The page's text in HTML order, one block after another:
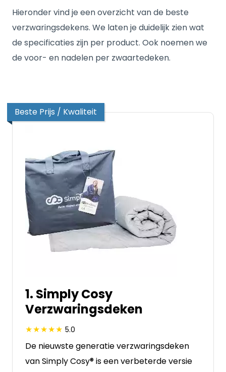
Hieronder vind je een overzicht van de beste
verzwaringsdekens. We laten je duidelijk zien wat
de specificaties zijn per product. Ook noemen we
de voor- en nadelen per zwaartedeken.
Beste Prijs / Kwaliteit
1. Simply Cosy
Verzwaringsdeken
5.0
De nieuwste generatie verzwaringsdeken
van Simply Cosy® is een verbeterde versie